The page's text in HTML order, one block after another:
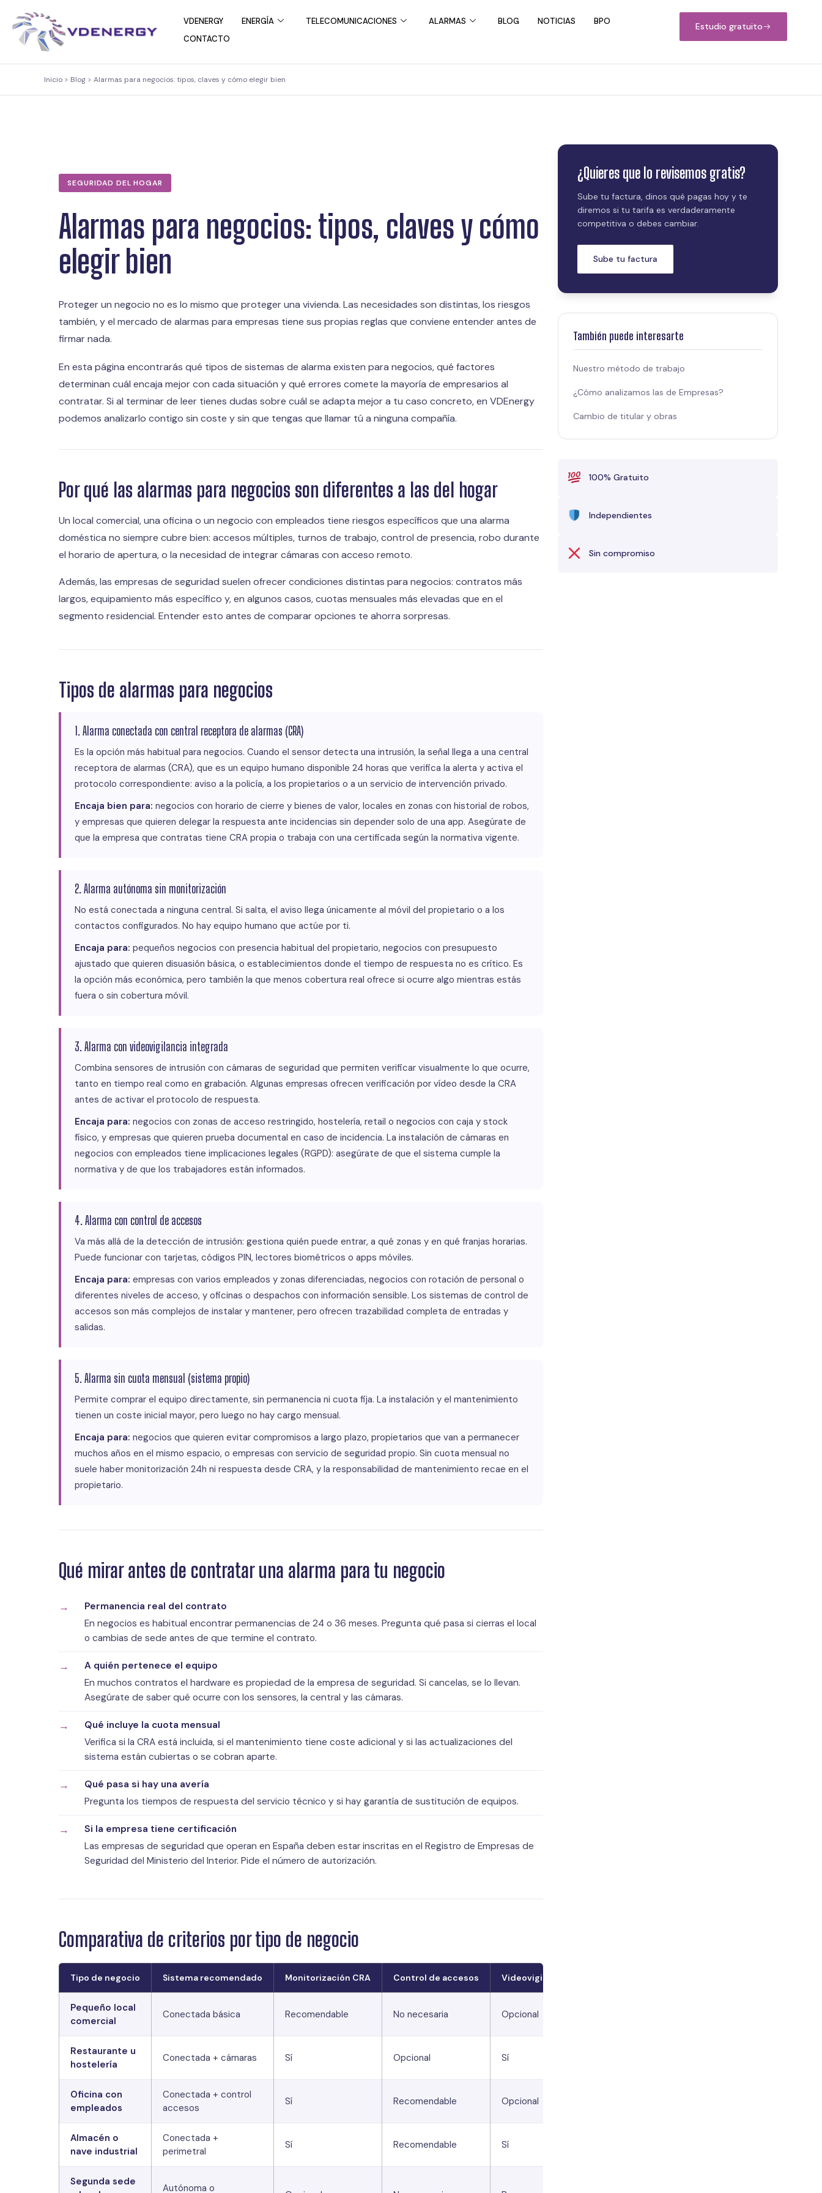
VDENERGY ENERGÍA TELECOMUNICACIONES ALARMAS BLOG NOTICIAS
BPO
CONTACTO
Estudio gratuito
Inicio > Blog > Alarmas para negocios: tipos, claves y cómo elegir bien
SEGURIDAD DEL HOGAR
Alarmas para negocios: tipos, claves y cómo
elegir bien
Proteger un negocio no es lo mismo que proteger una vivienda. Las necesidades son distintas, los riesgos
también, y el mercado de alarmas para empresas tiene sus propias reglas que conviene entender antes de
firmar nada.
En esta página encontrarás qué tipos de sistemas de alarma existen para negocios, qué factores
determinan cuál encaja mejor con cada situación y qué errores comete la mayoría de empresarios al
contratar. Si al terminar de leer tienes dudas sobre cuál se adapta mejor a tu caso concreto, en VDEnergy
podemos analizarlo contigo sin coste y sin que tengas que llamar tú a ninguna compañía.
Por qué las alarmas para negocios son diferentes a las del hogar
Un local comercial, una oficina o un negocio con empleados tiene riesgos específicos que una alarma
doméstica no siempre cubre bien: accesos múltiples, turnos de trabajo, control de presencia, robo durante
el horario de apertura, o la necesidad de integrar cámaras con acceso remoto.
Además, las empresas de seguridad suelen ofrecer condiciones distintas para negocios: contratos más
largos, equipamiento más específico y, en algunos casos, cuotas mensuales más elevadas que en el
segmento residencial. Entender esto antes de comparar opciones te ahorra sorpresas.
Tipos de alarmas para negocios
1. Alarma conectada con central receptora de alarmas (CRA)
Es la opción más habitual para negocios. Cuando el sensor detecta una intrusión, la señal llega a una central
receptora de alarmas (CRA), que es un equipo humano disponible 24 horas que verifica la alerta y activa el
protocolo correspondiente: aviso a la policía, a los propietarios o a un servicio de intervención privado.
Encaja bien para: negocios con horario de cierre y bienes de valor, locales en zonas con historial de robos,
y empresas que quieren delegar la respuesta ante incidencias sin depender solo de una app. Asegúrate de
que la empresa que contratas tiene CRA propia o trabaja con una certificada según la normativa vigente.
2. Alarma autónoma sin monitorización
No está conectada a ninguna central. Si salta, el aviso llega únicamente al móvil del propietario o a los
contactos configurados. No hay equipo humano que actúe por ti.
Encaja para: pequeños negocios con presencia habitual del propietario, negocios con presupuesto
ajustado que quieren disuasión básica, o establecimientos donde el tiempo de respuesta no es crítico. Es
la opción más económica, pero también la que menos cobertura real ofrece si ocurre algo mientras estás
fuera o sin cobertura móvil.
3. Alarma con videovigilancia integrada
Combina sensores de intrusión con cámaras de seguridad que permiten verificar visualmente lo que ocurre,
tanto en tiempo real como en grabación. Algunas empresas ofrecen verificación por vídeo desde la CRA
antes de activar el protocolo de respuesta.
Encaja para: negocios con zonas de acceso restringido, hostelería, retail o negocios con caja y stock
físico, y empresas que quieren prueba documental en caso de incidencia. La instalación de cámaras en
negocios con empleados tiene implicaciones legales (RGPD): asegúrate de que el sistema cumple la
normativa y de que los trabajadores están informados.
4. Alarma con control de accesos
Va más allá de la detección de intrusión: gestiona quién puede entrar, a qué zonas y en qué franjas horarias.
Puede funcionar con tarjetas, códigos PIN, lectores biométricos o apps móviles.
Encaja para: empresas con varios empleados y zonas diferenciadas, negocios con rotación de personal o
diferentes niveles de acceso, y oficinas o despachos con información sensible. Los sistemas de control de
accesos son más complejos de instalar y mantener, pero ofrecen trazabilidad completa de entradas y
salidas.
5. Alarma sin cuota mensual (sistema propio)
Permite comprar el equipo directamente, sin permanencia ni cuota fija. La instalación y el mantenimiento
tienen un coste inicial mayor, pero luego no hay cargo mensual.
Encaja para: negocios que quieren evitar compromisos a largo plazo, propietarios que van a permanecer
muchos años en el mismo espacio, o empresas con servicio de seguridad propio. Sin cuota mensual no
suele haber monitorización 24h ni respuesta desde CRA, y la responsabilidad de mantenimiento recae en el
propietario.
Qué mirar antes de contratar una alarma para tu negocio
Permanencia real del contrato
En negocios es habitual encontrar permanencias de 24 o 36 meses. Pregunta qué pasa si cierras el local
o cambias de sede antes de que termine el contrato.
A quién pertenece el equipo
En muchos contratos el hardware es propiedad de la empresa de seguridad. Si cancelas, se lo llevan.
Asegúrate de saber qué ocurre con los sensores, la central y las cámaras.
Qué incluye la cuota mensual
Verifica si la CRA está incluida, si el mantenimiento tiene coste adicional y si las actualizaciones del
sistema están cubiertas o se cobran aparte.
Qué pasa si hay una avería
Pregunta los tiempos de respuesta del servicio técnico y si hay garantía de sustitución de equipos.
Si la empresa tiene certificación
Las empresas de seguridad que operan en España deben estar inscritas en el Registro de Empresas de
Seguridad del Ministerio del Interior. Pide el número de autorización.
Comparativa de criterios por tipo de negocio
Tipo de negocio Sistema recomendado Monitorización CRA Control de accesos Videovigilancia
Pequeño local
comercial
Conectada básica Recomendable No necesaria Opcional
Restaurante u
hostelería
Conectada + cámaras Sí Opcional Sí
Oficina con
empleados
Conectada + control
accesos
Sí Recomendable Opcional
Almacén o
nave industrial
Conectada +
perimetral
Sí Recomendable Sí
Segunda sede
Autónoma o
¿Quieres que lo revisemos gratis?
Sube tu factura, dinos qué pagas hoy y te
diremos si tu tarifa es verdaderamente
competitiva o debes cambiar.
Sube tu factura
También puede interesarte
Nuestro método de trabajo
¿Cómo analizamos las de Empresas?
Cambio de titular y obras
100% Gratuito
Independientes
Sin compromiso